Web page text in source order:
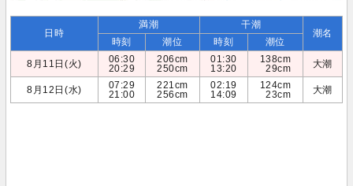
日時
満潮 干潮
潮名
時刻 潮位 時刻
潮位
8月11日(火)
06:30
20:29
206cm
250cm
01:30
13:20
138cm
29cm
大潮
8月12日(水)
07:29
21:00
221cm
256cm
02:19
14:09
124cm
23cm
大潮